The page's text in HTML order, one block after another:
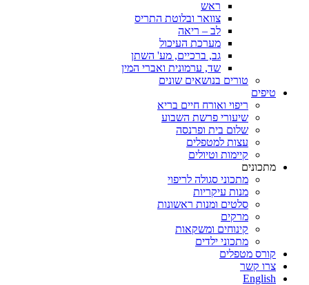
ראש
צוואר ובלוטת התריס
לב – ריאה
מערכת העיכול
גב, ברכיים, מע' השתן
שד, ערמונית ואברי המין
טורים בנושאים שונים
טיפים
ריפוי ואורח חיים בריא
שיעורי פרשת השבוע
שלום בית ופרנסה
עצות למטפלים
קיימות וטיולים
מתכונים
מתכוני סגולה לריפוי
מנות עיקריות
סלטים ומנות ראשונות
מרקים
קינוחים ומשקאות
מתכוני ילדים
קורס מטפלים
צרו קשר
English